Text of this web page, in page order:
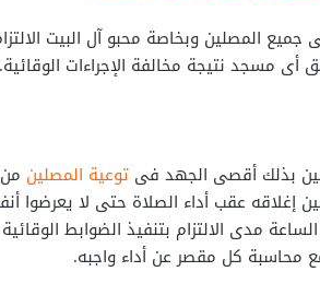
المصلين وبخاصة محبو آل البيت الالتزام
أى مسجد نتيجة مخالفة الإجراءات الوقائية.
بذلك أقصى الجهد فى توعية المصلين
إغلاقه عقب أداء الصلاة حتى لا يعرضوا
مدى الالتزام بتنفيذ الضوابط الوقائية
محاسبة كل مقصر عن أداء واجبه.